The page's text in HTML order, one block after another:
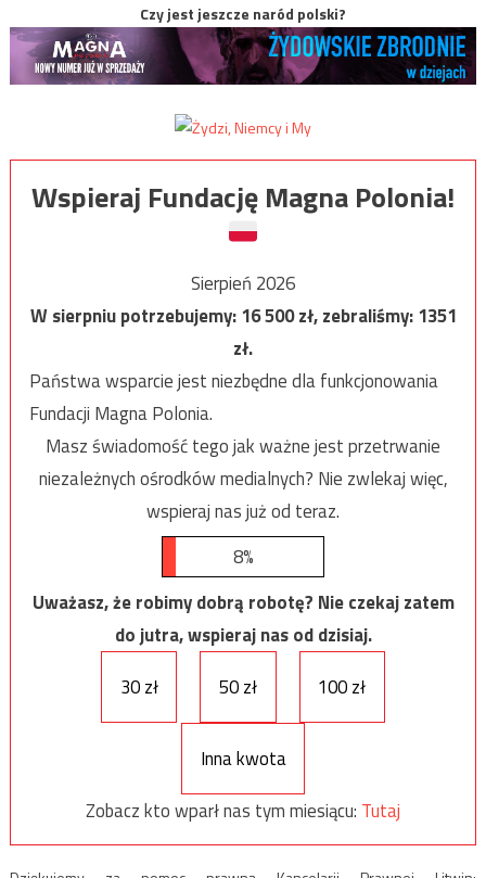
Czy jest jeszcze naród polski?
Wspieraj Fundację Magna Polonia!
Sierpień 2026
W sierpniu potrzebujemy:16 500zł, zebraliśmy:1351
zł.
Państwa wsparcie jest niezbędne dla funkcjonowania
Fundacji Magna Polonia.
Masz świadomość tego jak ważne jest przetrwanie
niezależnych ośrodków medialnych? Nie zwlekaj więc,
wspieraj nas już od teraz.
8%
Uważasz, że robimy dobrą robotę? Nie czekaj zatem
do jutra, wspieraj nas od dzisiaj.
30 zł
50 zł 100 zł
Inna kwota
Zobacz kto wparł nas tym miesiącu: Tutaj